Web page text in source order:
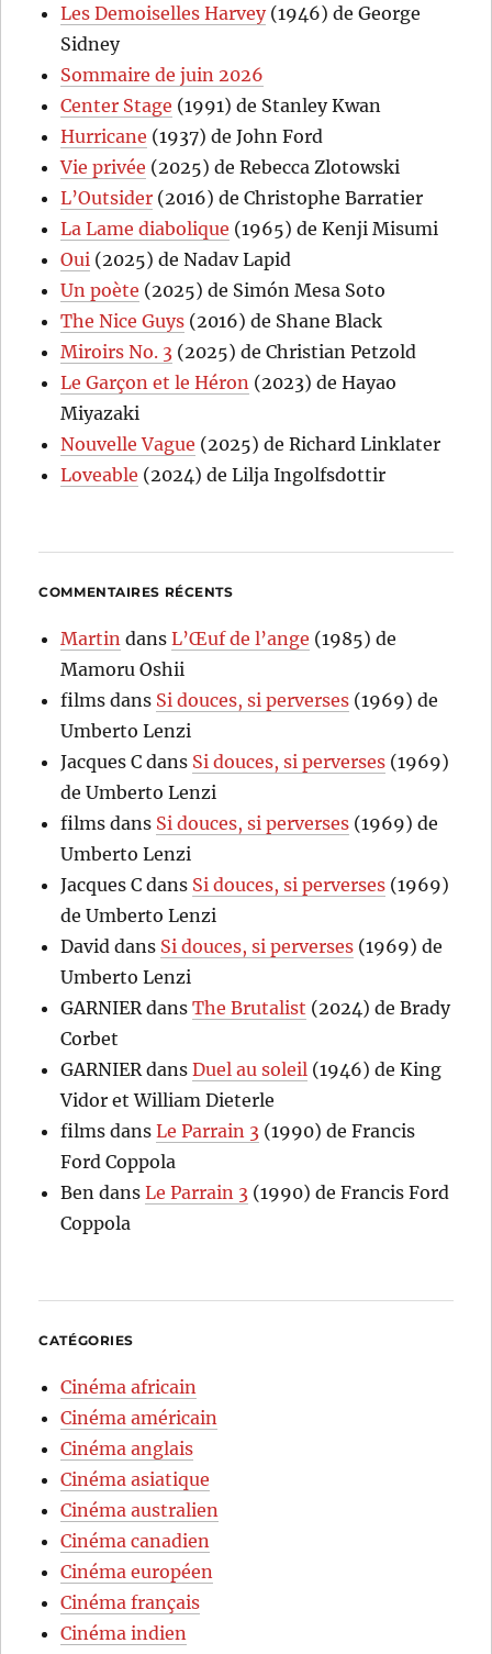
Les Demoiselles Harvey(1946) de George
Sidney
Sommaire de juin 2026
Center Stage (1991) de Stanley Kwan
Hurricane (1937) de John Ford
Vie privée (2025) de Rebecca Zlotowski
L’Outsider (2016) de Christophe Barratier
La Lame diabolique (1965) de Kenji Misumi
Oui (2025) de Nadav Lapid
Un poète (2025) de Simón Mesa Soto
The Nice Guys (2016) de Shane Black
Miroirs No. 3 (2025) de Christian Petzold
Le Garçon et le Héron (2023) de Hayao
Miyazaki
Nouvelle Vague (2025) de Richard Linklater
Loveable (2024) de Lilja Ingolfsdottir
COMMENTAIRES RÉCENTS
Martin dansL’Œuf de l’ange (1985) de
Mamoru Oshii
films dans Si douces, si perverses (1969) de
Umberto Lenzi
Jacques C dans Si douces, si perverses (1969)
de Umberto Lenzi
films dans Si douces, si perverses (1969) de
Umberto Lenzi
Jacques C dans Si douces, si perverses (1969)
de Umberto Lenzi
David dans Si douces, si perverses (1969) de
Umberto Lenzi
GARNIER dansThe Brutalist (2024) de Brady
Corbet
GARNIER dansDuel au soleil (1946) de King
Vidor et William Dieterle
films dansLe Parrain 3 (1990) de Francis
Ford Coppola
Ben dansLe Parrain 3 (1990) de Francis Ford
Coppola
CATÉGORIES
Cinéma africain
Cinéma américain
Cinéma anglais
Cinéma asiatique
Cinéma australien
Cinéma canadien
Cinéma européen
Cinéma français
Cinéma indien